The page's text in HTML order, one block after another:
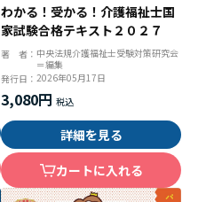
わかる！受かる！介護福祉士国
家試験合格テキスト２０２７
著 者： 中央法規介護福祉士受験対策研究会
＝編集
発行日： 2026年05月17日
3,080円
詳細を見る
カートに入れる